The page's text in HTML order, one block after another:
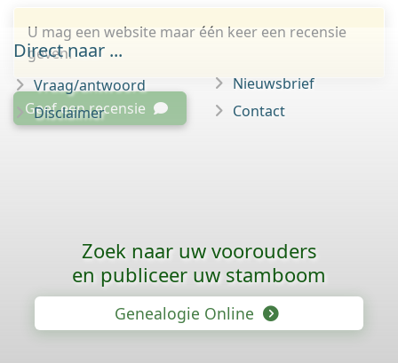
U mag een website maar één keer een recensie
geven.
Geef een recensie
Direct naar ...
Vraag/antwoord
Disclaimer
Nieuwsbrief
Contact
Zoek naar uw voorouders
en publiceer uw stamboom
Genealogie Online